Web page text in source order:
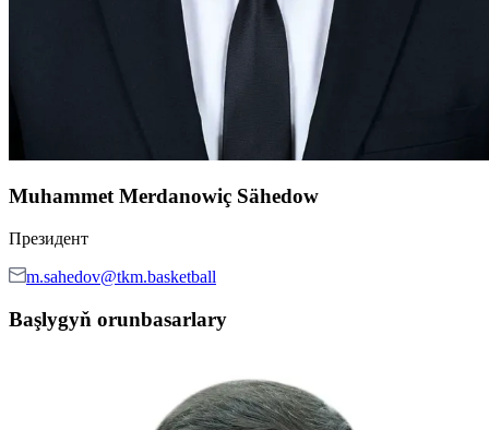
Muhammet Merdanowiç Sähedow
Президент
m.sahedov@tkm.basketball
Başlygyň orunbasarlary